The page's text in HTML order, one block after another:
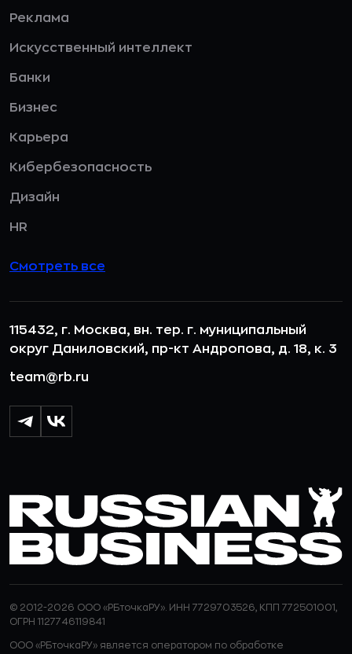
Реклама
Искусственный интеллект
Банки
Бизнес
Карьера
Кибербезопасность
Дизайн
HR
Смотреть все
115432, г. Москва, вн. тер. г. муниципальный
округ Даниловский, пр-кт Андропова, д. 18, к. 3
team@rb.ru
© 2012-2026 ООО «РБточкаРУ». ИНН 7729703526, КПП 772501001,
ОГРН 1127746119841
ООО «РБточкаРУ» является оператором по обработке